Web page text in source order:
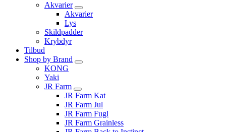
Akvarier
Akvarier
Lys
Skildpadder
Krybdyr
Tilbud
Shop by Brand
KONG
Yaki
JR Farm
JR Farm Kat
JR Farm Jul
JR Farm Fugl
JR Farm Grainless